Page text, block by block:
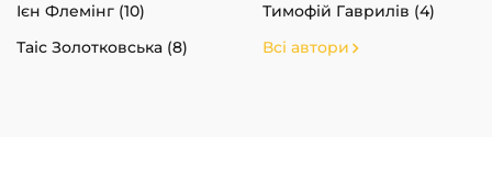
Ієн Флемінг (10)
Тимофій Гаврилів (4)
Таіс Золотковська (8)
Всі автори